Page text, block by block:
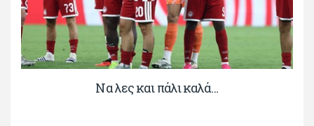
Να λες και πάλι καλά…